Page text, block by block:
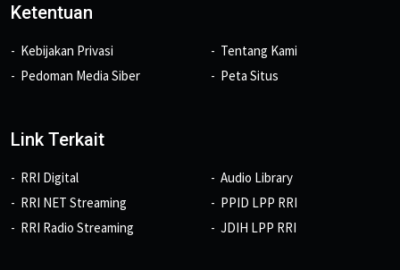
Ketentuan
Kebijakan Privasi
Pedoman Media Siber
Tentang Kami
Peta Situs
Link Terkait
RRI Digital
RRI NET Streaming
RRI Radio Streaming
Audio Library
PPID LPP RRI
JDIH LPP RRI